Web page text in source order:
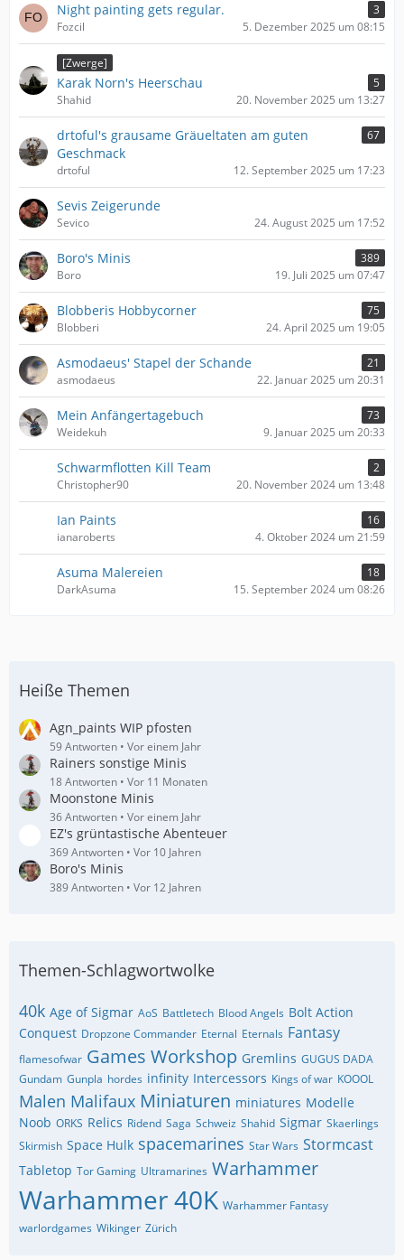
Night painting gets regular.
3
Fozcil
5. Dezember 2025 um 08:15
[Zwerge]
Karak Norn's Heerschau
5
Shahid
20. November 2025 um 13:27
drtoful's grausame Gräueltaten am guten
Geschmack
67
drtoful 12. September 2025 um 17:23
Sevis Zeigerunde
Sevico 24. August 2025 um 17:52
Boro's Minis
389
Boro
19. Juli 2025 um 07:47
Blobberis Hobbycorner
75
Blobberi
24. April 2025 um 19:05
Asmodaeus' Stapel der Schande
21
asmodaeus
22. Januar 2025 um 20:31
Mein Anfängertagebuch
73
Weidekuh
9. Januar 2025 um 20:33
Schwarmflotten Kill Team
2
Christopher90
20. November 2024 um 13:48
Ian Paints
16
ianaroberts
4. Oktober 2024 um 21:59
Asuma Malereien
18
DarkAsuma
15. September 2024 um 08:26
Heiße Themen
Agn_paints WIP pfosten
59 Antworten Vor einem Jahr
Rainers sonstige Minis
18 Antworten Vor 11 Monaten
Moonstone Minis
36 Antworten Vor einem Jahr
EZ's grüntastische Abenteuer
369 Antworten Vor 10 Jahren
Boro's Minis
389 Antworten Vor 12 Jahren
Themen-Schlagwortwolke
40k Age of Sigmar AoS Battletech Blood Angels Bolt Action
Conquest Dropzone Commander Eternal Eternals Fantasy
flamesofwar Games Workshop Gremlins GUGUS DADA
Gundam Gunpla hordes infinity Intercessors Kings of war KOOOL
Malen Malifaux Miniaturen miniatures Modelle
Noob ORKS Relics Ridend Saga Schweiz Shahid Sigmar Skaerlings
Skirmish Space Hulk spacemarines Star Wars Stormcast
Tabletop Tor Gaming Ultramarines Warhammer
Warhammer 40K Warhammer Fantasy
warlordgames Wikinger Zürich